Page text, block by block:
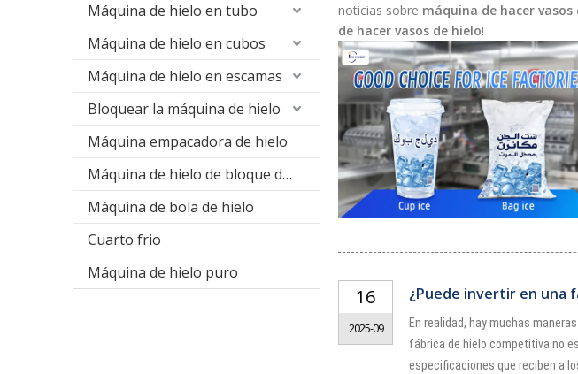
Máquina de hielo en tubo
Máquina de hielo en cubos
Máquina de hielo en escamas
Bloquear la máquina de hielo
Máquina empacadora de hielo
Máquina de hielo de bloque de enfriamiento directo
Máquina de bola de hielo
Cuarto frio
Máquina de hielo puro
noticias sobre máquina de hacer vasos
de hacer vasos de hielo!
16
2025-09
¿Puede invertir en una
En realidad, hay muchas
fábrica de hielo competitiva no
especificaciones que reciben a